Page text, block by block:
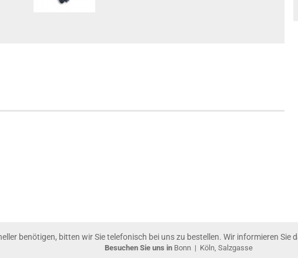
benötigen, bitten wir Sie telefonisch bei uns zu bestellen. Wir informieren Sie
Besuchen Sie uns in Bonn | Köln, Salzgasse